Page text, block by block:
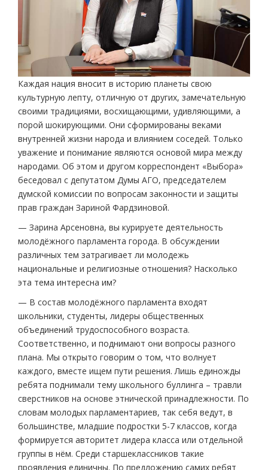
Каждая нация вносит в историю планеты свою
культурную лепту, отличную от других, замечательную
своими традициями, восхищающими, удивляющими, а
порой шокирующими. Они сформированы веками
внутренней жизни народа и влиянием соседей. Только
уважение и понимание являются основой мира между
народами. Об этом и другом корреспондент «Выбора»
беседовал с депутатом Думы АГО, председателем
думской комиссии по вопросам законности и защиты
прав граждан Зариной Фардзиновой.
— Зарина Арсеновна, вы курируете деятельность
молодёжного парламента города. В обсуждении
различных тем затрагивает ли молодежь
национальные и религиозные отношения? Насколько
эта тема интересна им?
— В состав молодёжного парламента входят
школьники, студенты, лидеры общественных
объединений трудоспособного возраста.
Соответственно, и поднимают они вопросы разного
плана. Мы открыто говорим о том, что волнует
каждого, вместе ищем пути решения. Лишь единожды
ребята поднимали тему школьного буллинга – травли
сверстников на основе этнической принадлежности. По
словам молодых парламентариев, так себя ведут, в
большинстве, младшие подростки 5-7 классов, когда
формируется авторитет лидера класса или отдельной
группы в нём. Среди старшеклассников такие
проявления единичны. По предложению самих ребят